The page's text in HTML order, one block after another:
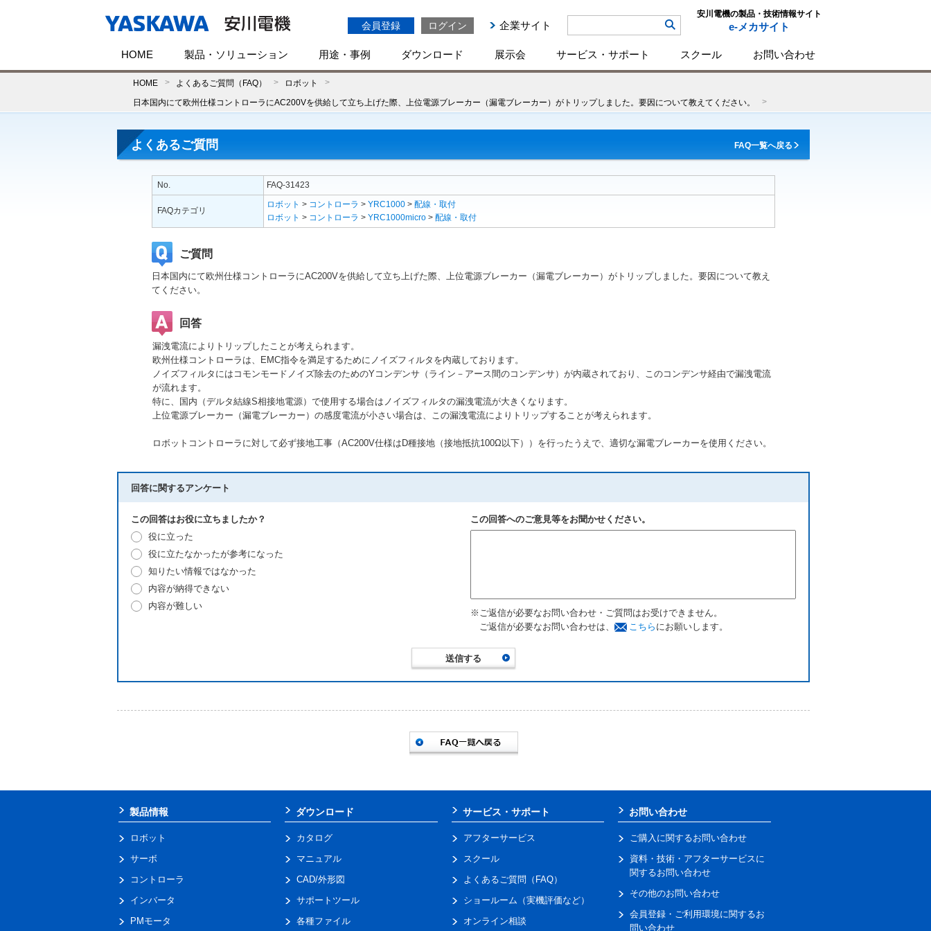
会員登録 ログイン 企業サイト
安川電機の製品・技術情報サイト
e-メカサイト
HOME 製品・ソリューション 用途・事例 ダウンロード 展示会 サービス・サポート スクール お問い合わせ
HOME よくあるご質問（FAQ） ロボット
日本国内にて欧州仕様コントローラにAC200Vを供給して立ち上げた際、上位電源ブレーカー（漏電ブレーカー）がトリップしました。要因について教えてください。
よくあるご質問 FAQ一覧へ戻る
No. FAQ-31423
FAQカテゴリ
ロボット > コントローラ > YRC1000 > 配線・取付
ロボット > コントローラ > YRC1000micro > 配線・取付
ご質問
日本国内にて欧州仕様コントローラにAC200Vを供給して立ち上げた際、上位電源ブレーカー（漏電ブレーカー）がトリップしました。要因について教え
てください。
回答
漏洩電流によりトリップしたことが考えられます。
欧州仕様コントローラは、EMC指令を満足するためにノイズフィルタを内蔵しております。
ノイズフィルタにはコモンモードノイズ除去のためのYコンデンサ（ライン－アース間のコンデンサ）が内蔵されており、このコンデンサ経由で漏洩電流
が流れます。
特に、国内（デルタ結線S相接地電源）で使用する場合はノイズフィルタの漏洩電流が大きくなります。
上位電源ブレーカー（漏電ブレーカー）の感度電流が小さい場合は、この漏洩電流によりトリップすることが考えられます。
ロボットコントローラに対して必ず接地工事（AC200V仕様はD種接地（接地抵抗100Ω以下））を行ったうえで、適切な漏電ブレーカーを使用ください。
回答に関するアンケート
この回答はお役に立ちましたか？
役に立った
役に立たなかったが参考になった
知りたい情報ではなかった
内容が納得できない
内容が難しい
この回答へのご意見等をお聞かせください。
※ご返信が必要なお問い合わせ・ご質問はお受けできません。
ご返信が必要なお問い合わせは、
こちら にお願いします。
製品情報
ロボット
サーボ
コントローラ
インバータ
PMモータ
ダウンロード
カタログ
マニュアル
CAD/外形図
サポートツール
各種ファイル
サービス・サポート
アフターサービス
スクール
よくあるご質問（FAQ）
ショールーム（実機評価など）
オンライン相談
お問い合わせ
ご購入に関するお問い合わせ
資料・技術・アフターサービスに
関するお問い合わせ
その他のお問い合わせ
会員登録・ご利用環境に関するお
問い合わせ